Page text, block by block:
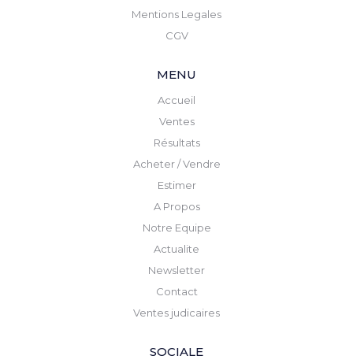
Mentions Legales
CGV
MENU
Accueil
Ventes
Résultats
Acheter / Vendre
Estimer
A Propos
Notre Equipe
Actualite
Newsletter
Contact
Ventes judicaires
SOCIALE